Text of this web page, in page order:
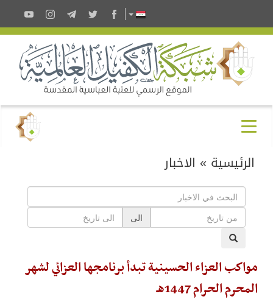
الرئيسية » الاخبار
الى
مواكب العزاء الحسينية تبدأ برنامجها العزائي لشهر
المحرم الحرام 1447هـ